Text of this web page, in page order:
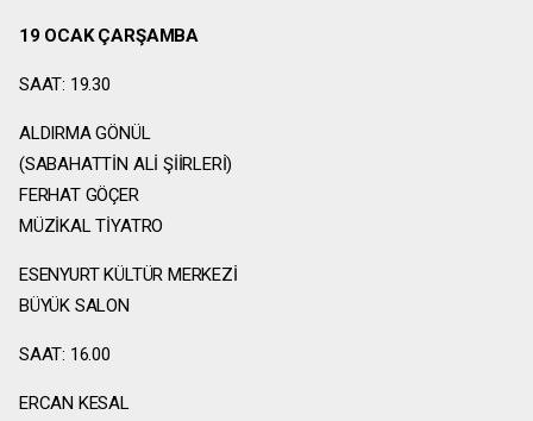
19 OCAK ÇARŞAMBA
SAAT: 19.30
ALDIRMA GÖNÜL
(SABAHATTİN ALİ ŞİİRLERİ)
FERHAT GÖÇER
MÜZİKAL TİYATRO
ESENYURT KÜLTÜR MERKEZİ
BÜYÜK SALON
SAAT: 16.00
ERCAN KESAL